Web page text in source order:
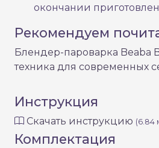
окончании
Рекомендуем
Блендер-пароварка Beaba
техника для современных
Инструкция
Скачать инструкцию (6.84
Комплектация